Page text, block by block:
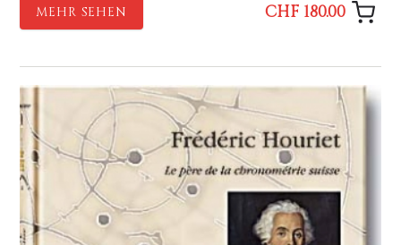
MEHR SEHEN CHF 180.00